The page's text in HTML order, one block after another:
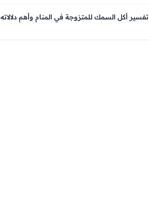
تفسير أكل السمك للمتزوجة في المنام وأهم دلالاته